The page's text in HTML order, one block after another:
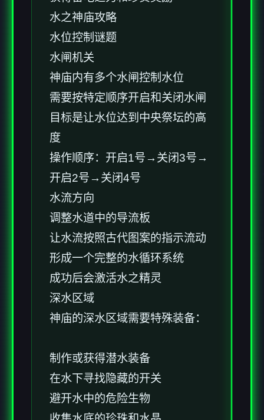
水之神庙攻略
水位控制谜题
水闸机关
神庙内有多个水闸控制水位
需要按特定顺序开启和关闭水闸
目标是让水位达到中央祭坛的高
度
操作顺序：开启1号→关闭3号→
开启2号→关闭4号
水流方向
调整水道中的导流板
让水流按照古代图案的指示流动
形成一个完整的水循环系统
成功后会激活水之精灵
深水区域
神庙的深水区域需要特殊装备：
制作或获得潜水装备
在水下寻找隐藏的开关
避开水中的危险生物